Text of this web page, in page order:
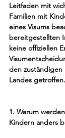
Leitfaden mit
Familien mit
eines Visums
bereitgestellten
keine offiziellen
den
Landes getroffen.
1. Warum
Kindern anders